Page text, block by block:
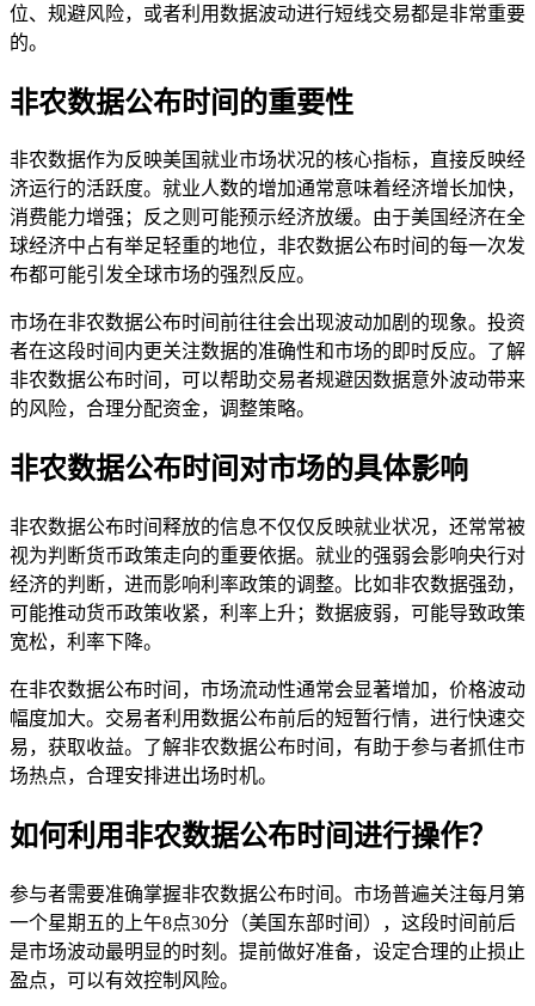
位、规避风险，或者利用数据波动进行短线交易都是非常重要
的。
非农数据公布时间的重要性
非农数据作为反映美国就业市场状况的核心指标，直接反映经
济运行的活跃度。就业人数的增加通常意味着经济增长加快，
消费能力增强；反之则可能预示经济放缓。由于美国经济在全
球经济中占有举足轻重的地位，非农数据公布时间的每一次发
布都可能引发全球市场的强烈反应。
市场在非农数据公布时间前往往会出现波动加剧的现象。投资
者在这段时间内更关注数据的准确性和市场的即时反应。了解
非农数据公布时间，可以帮助交易者规避因数据意外波动带来
的风险，合理分配资金，调整策略。
非农数据公布时间对市场的具体影响
非农数据公布时间释放的信息不仅仅反映就业状况，还常常被
视为判断货币政策走向的重要依据。就业的强弱会影响央行对
经济的判断，进而影响利率政策的调整。比如非农数据强劲，
可能推动货币政策收紧，利率上升；数据疲弱，可能导致政策
宽松，利率下降。
在非农数据公布时间，市场流动性通常会显著增加，价格波动
幅度加大。交易者利用数据公布前后的短暂行情，进行快速交
易，获取收益。了解非农数据公布时间，有助于参与者抓住市
场热点，合理安排进出场时机。
如何利用非农数据公布时间进行操作？
参与者需要准确掌握非农数据公布时间。市场普遍关注每月第
一个星期五的上午8点30分（美国东部时间），这段时间前后
是市场波动最明显的时刻。提前做好准备，设定合理的止损止
盈点，可以有效控制风险。